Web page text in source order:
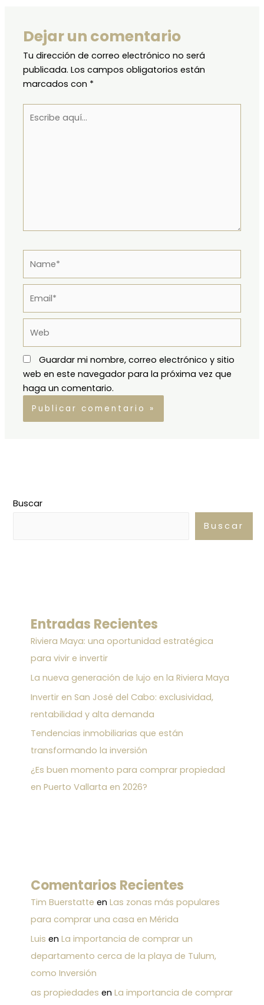
Dejar un comentario
Tu dirección de correo electrónico no será
publicada. Los campos obligatorios están
marcados con *
aquí...
Guardar mi nombre, correo electrónico y sitio
web en este navegador para la próxima vez que
haga un comentario.
Buscar
Buscar
Entradas Recientes
Riviera Maya: una oportunidad estratégica
para vivir e invertir
La nueva generación de lujo en la Riviera Maya
Invertir en San José del Cabo: exclusividad,
rentabilidad y alta demanda
Tendencias inmobiliarias que están
transformando la inversión
¿Es buen momento para comprar propiedad
en Puerto Vallarta en 2026?
Comentarios Recientes
Tim Buerstatte en Las zonas más populares
para comprar una casa en Mérida
Luis en La importancia de comprar un
departamento cerca de la playa de Tulum,
como Inversión
as propiedades en La importancia de comprar